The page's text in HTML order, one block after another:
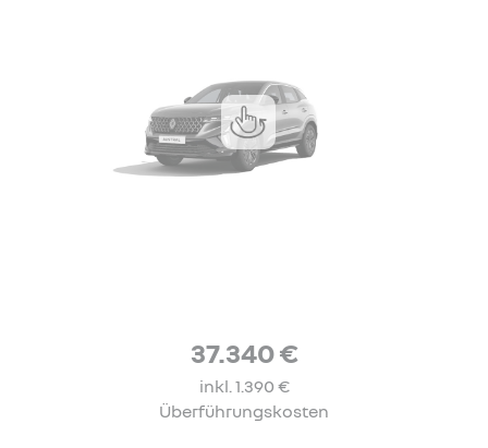
37.340 €
inkl. 1.390 €
Überführungskosten